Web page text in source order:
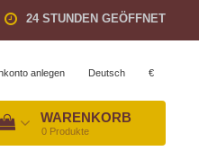
24 STUNDEN GEÖFFNET
anlegen Deutsch €
WARENKORB
0 Produkte